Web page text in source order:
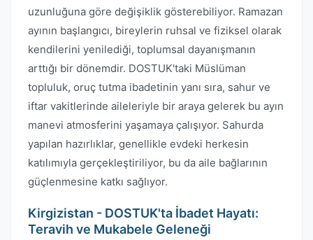
uzunluğuna göre değişiklik gösterebiliyor. Ramazan
ayının başlangıcı, bireylerin ruhsal ve fiziksel olarak
kendilerini yenilediği, toplumsal dayanışmanın
arttığı bir dönemdir. DOSTUK'taki Müslüman
topluluk, oruç tutma ibadetinin yanı sıra, sahur ve
iftar vakitlerinde aileleriyle bir araya gelerek bu ayın
manevi atmosferini yaşamaya çalışıyor. Sahurda
yapılan hazırlıklar, genellikle evdeki herkesin
katılımıyla gerçekleştiriliyor, bu da aile bağlarının
güçlenmesine katkı sağlıyor.
Kirgizistan - DOSTUK'ta İbadet Hayatı:
Teravih ve Mukabele Geleneği